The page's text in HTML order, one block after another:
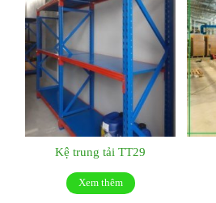
Kệ trung tải TT29
Xem thêm